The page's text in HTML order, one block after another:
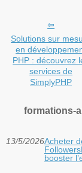
Solutions sur
en
PHP : découvrez
services de
SimplyPHP
formations-
13/5/2026Acheter
booster